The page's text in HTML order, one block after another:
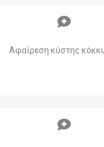
Αφαίρεση κύστης